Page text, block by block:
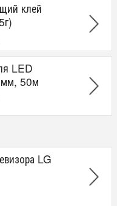
клей
LED
50м
LG